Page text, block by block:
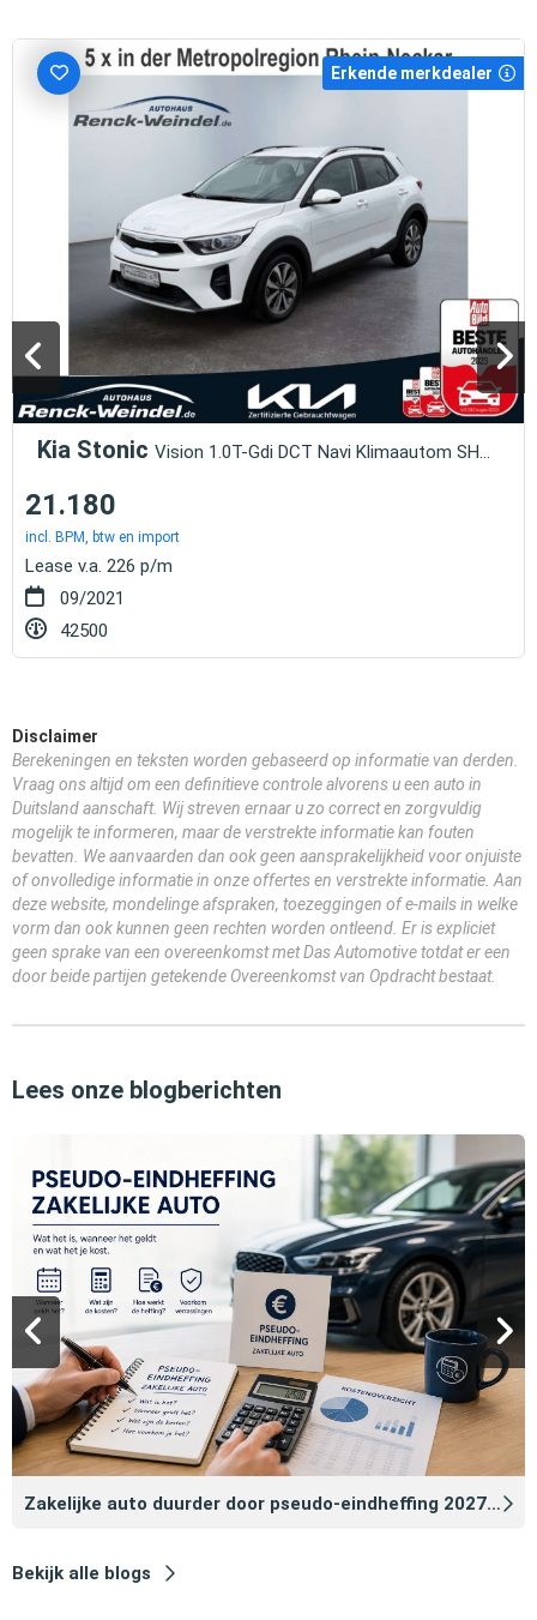
Erkende merkdealer
Kia Stonic Vision 1.0T-Gdi DCT Navi Klimaautom SHZ PDC Apple
21.180
incl. BPM, btw en import
Lease v.a. 226 p/m
09/2021
42500
Disclaimer
Berekeningen en teksten worden gebaseerd op informatie van derden.
Vraag ons altijd om een definitieve controle alvorens u een auto in
Duitsland aanschaft. Wij streven ernaar u zo correct en zorgvuldig
mogelijk te informeren, maar de verstrekte informatie kan fouten
bevatten. We aanvaarden dan ook geen aansprakelijkheid voor onjuiste
of onvolledige informatie in onze offertes en verstrekte informatie. Aan
deze website, mondelinge afspraken, toezeggingen of e-mails in welke
vorm dan ook kunnen geen rechten worden ontleend. Er is expliciet
geen sprake van een overeenkomst met Das Automotive totdat er een
door beide partijen getekende Overeenkomst van Opdracht bestaat.
Lees onze blogberichten
Zakelijke auto duurder door pseudo‑eindheffing 2027: zo voorkomt u dat
Bekijk alle blogs